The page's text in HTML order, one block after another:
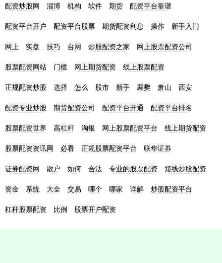
配资炒股网 淄博 机构 软件 期货 配资平台靠谱
配资平台开户 配资平台股票 期货配资利息 操作 新手入门
网上 实盘 技巧 台网 炒股配资之家 网上股票配资公司
股票配资网站 门槛 网上期货配资 线上股票配资
正规配资炒股 选择 怎么 股市 新手 襄樊 萧山 西安
配资专业炒股 期货配资公司 配资平台开通 配资平台排名
股票配资世界 高杠杆 淘银 网上股票配资平台 线上期货配资
股票配资资讯网 必看 正规股票配资平台 联华证券
证券配资网 散户 如何 合法 专业的股票配资 短线炒股配资
资金 系统 大全 交易 哪个 哪家 详解 炒股配资平台
杠杆股票配资 比例 股票开户配资